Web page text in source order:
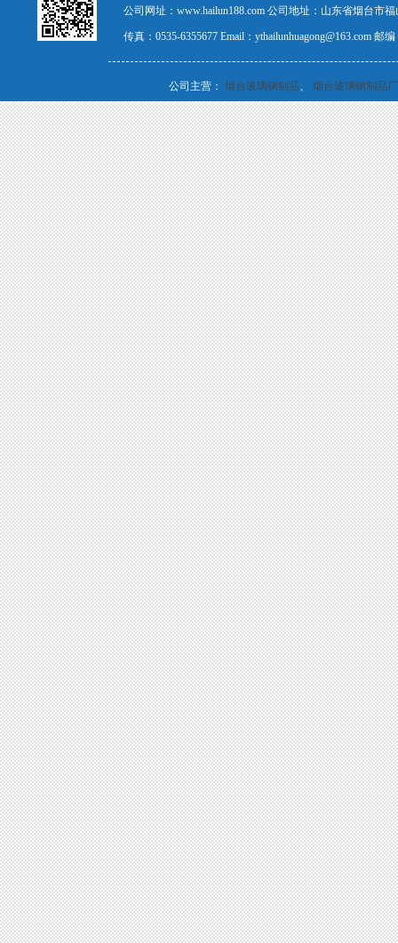
公司网址：www.hailun188.com 公司地址：山东省烟台市
传真：0535-6355677 Email：ythailunhuagong@163.com 邮
公司主营： 烟台玻璃钢制品、 烟台玻璃钢制品厂